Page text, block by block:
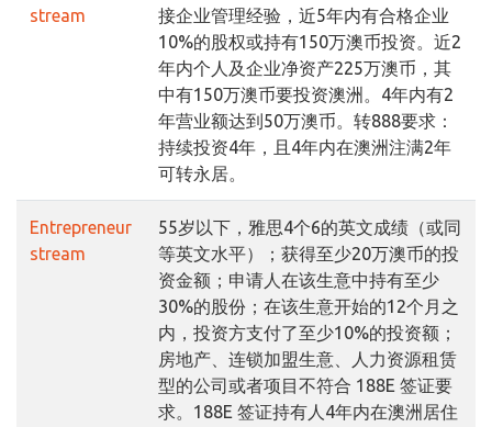
stream
接企业管理经验，近5年内有合格企业
10%的股权或持有150万澳币投资。近2
年内个人及企业净资产225万澳币，其
中有150万澳币要投资澳洲。4年内有2
年营业额达到50万澳币。转888要求：
持续投资4年，且4年内在澳洲注满2年
可转永居。
Entrepreneur
stream
55岁以下，雅思4个6的英文成绩（或同
等英文水平）；获得至少20万澳币的投
资金额；申请人在该生意中持有至少
30%的股份；在该生意开始的12个月之
内，投资方支付了至少10%的投资额；
房地产、连锁加盟生意、人力资源租赁
型的公司或者项目不符合 188E 签证要
求。188E 签证持有人4年内在澳洲居住